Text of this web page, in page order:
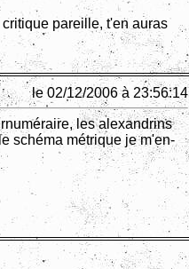
pareille, t'en auras
le 02/12/2006 à 23:56:14
les alexandrins
schéma métrique je m'en-